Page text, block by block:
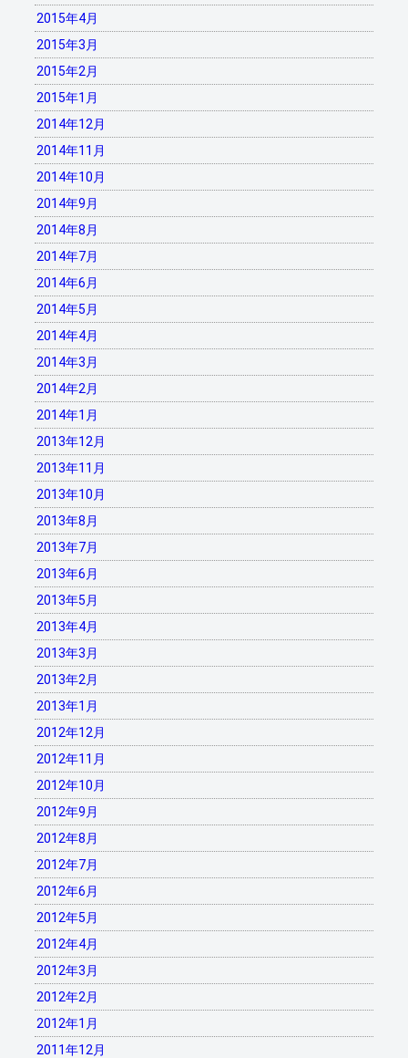
2015年4月
2015年3月
2015年2月
2015年1月
2014年12月
2014年11月
2014年10月
2014年9月
2014年8月
2014年7月
2014年6月
2014年5月
2014年4月
2014年3月
2014年2月
2014年1月
2013年12月
2013年11月
2013年10月
2013年8月
2013年7月
2013年6月
2013年5月
2013年4月
2013年3月
2013年2月
2013年1月
2012年12月
2012年11月
2012年10月
2012年9月
2012年8月
2012年7月
2012年6月
2012年5月
2012年4月
2012年3月
2012年2月
2012年1月
2011年12月